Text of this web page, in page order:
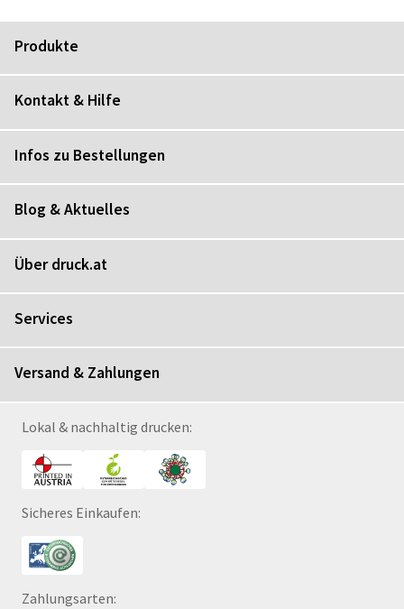
Produkte
Kontakt & Hilfe
Infos zu Bestellungen
Blog & Aktuelles
Über druck.at
Services
Versand & Zahlungen
Lokal & nachhaltig drucken:
Sicheres Einkaufen:
Zahlungsarten: